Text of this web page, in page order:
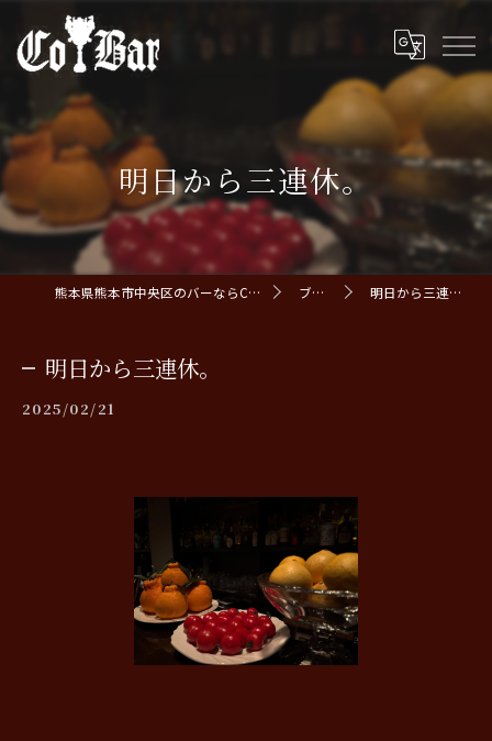
明日から三連休。
熊本県熊本市中央区のバーならCoBar ブログ 明日から三連休。
明日から三連休。
2025/02/21